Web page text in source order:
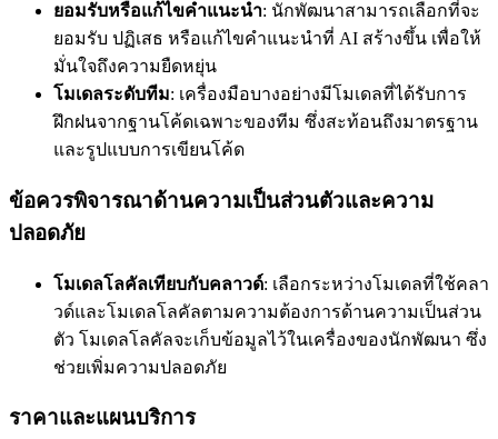
ยอมรับหรือแก้ไขคำแนะนำ: นักพัฒนาสามารถเลือกที่จะ
ยอมรับ ปฏิเสธ หรือแก้ไขคำแนะนำที่ AI สร้างขึ้น เพื่อให้
มั่นใจถึงความยืดหยุ่น
โมเดลระดับทีม: เครื่องมือบางอย่างมีโมเดลที่ได้รับการ
ฝึกฝนจากฐานโค้ดเฉพาะของทีม ซึ่งสะท้อนถึงมาตรฐาน
และรูปแบบการเขียนโค้ด
ข้อควรพิจารณาด้านความเป็นส่วนตัวและความ
ปลอดภัย
โมเดลโลคัลเทียบกับคลาวด์: เลือกระหว่างโมเดลที่ใช้คลา
วด์และโมเดลโลคัลตามความต้องการด้านความเป็นส่วน
ตัว โมเดลโลคัลจะเก็บข้อมูลไว้ในเครื่องของนักพัฒนา ซึ่ง
ช่วยเพิ่มความปลอดภัย
ราคาและแผนบริการ